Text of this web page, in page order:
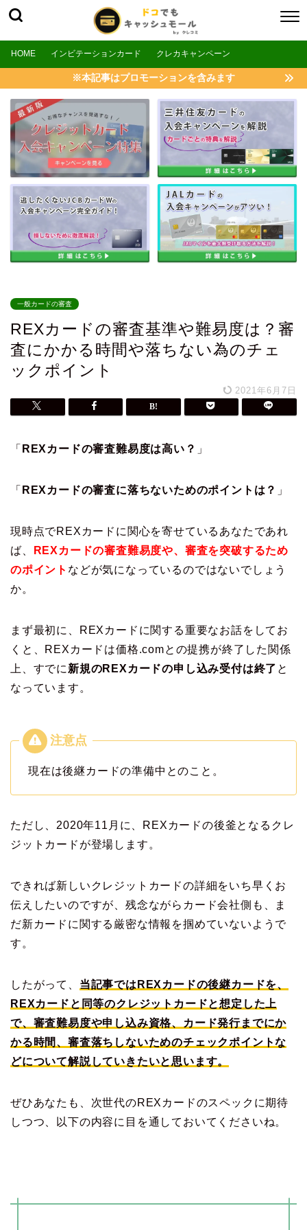
HOME インビテーションカード クレカキャンペーン
※本記事はプロモーションを含みます
一般カードの審査
REXカードの審査基準や難易度は？審
査にかかる時間や落ちない為のチェ
ックポイント
2021年6月7日
「 REXカードの審査難易度は高い？ 」
「 REXカードの審査に落ちないためのポイントは？ 」
現時点でREXカードに関心を寄せているあなたであれ
ば、
REXカードの審査難易度や、審査を突破するため
のポイント などが気になっているのではないでしょう
か。
まず最初に、REXカードに関する重要なお話をしてお
くと、REXカードは価格.comとの提携が終了した関係
上、すでに 新規のREXカードの申し込み受付は終了 と
なっています。
現在は後継カードの準備中とのこと。
ただし、2020年11月に、REXカードの後釜となるクレ
ジットカードが登場します。
できれば新しいクレジットカードの詳細をいち早くお
伝えしたいのですが、残念ながらカード会社側も、ま
だ新カードに関する厳密な情報を掴めていないようで
す。
したがって、 当記事ではREXカードの後継カードを、
REXカードと同等のクレジットカードと想定した上
で、審査難易度や申し込み資格、カード発行までにか
かる時間、審査落ちしないためのチェックポイントな
どについて解説していきたいと思います。
ぜひあなたも、次世代のREXカードのスペックに期待
しつつ、以下の内容に目を通しておいてくださいね。